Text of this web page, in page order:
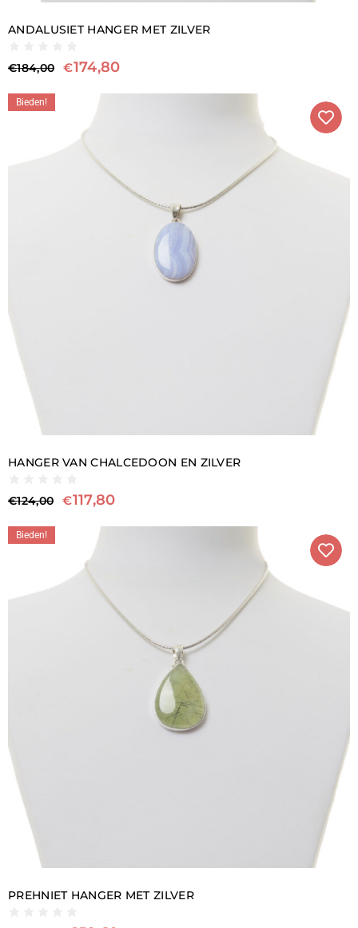
ANDALUSIET HANGER MET ZILVER
€184,00 €174,80
Bieden!
HANGER VAN CHALCEDOON EN ZILVER
€124,00 €117,80
Bieden!
PREHNIET HANGER MET ZILVER